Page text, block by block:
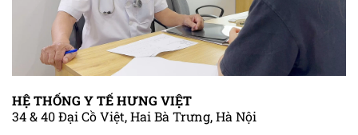
HỆ THỐNG Y TẾ HƯNG VIỆT
34 & 40 Đại Cồ Việt, Hai Bà Trưng, Hà Nội